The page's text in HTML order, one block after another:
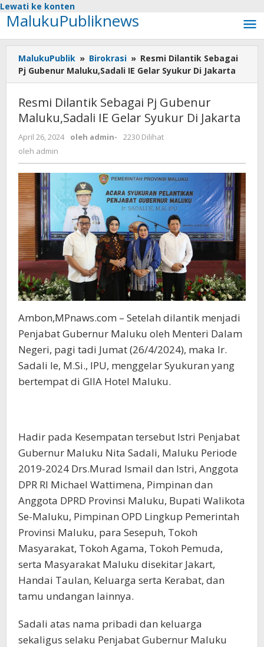
Lewati ke konten
MalukuPubliknews
MalukuPublik » Birokrasi » Resmi Dilantik Sebagai
Pj Gubenur Maluku,Sadali IE Gelar Syukur Di Jakarta
Resmi Dilantik Sebagai Pj Gubenur
Maluku,Sadali IE Gelar Syukur Di Jakarta
April 26, 2024 oleh admin-
2230 Dilihat
oleh admin
Ambon,MPnaws.com – Setelah dilantik menjadi
Penjabat Gubernur Maluku oleh Menteri Dalam
Negeri, pagi tadi Jumat (26/4/2024), maka Ir.
Sadali Ie, M.Si., IPU, menggelar Syukuran yang
bertempat di GIIA Hotel Maluku.
Hadir pada Kesempatan tersebut Istri Penjabat
Gubernur Maluku Nita Sadali, Maluku Periode
2019-2024 Drs.Murad Ismail dan Istri, Anggota
DPR RI Michael Wattimena, Pimpinan dan
Anggota DPRD Provinsi Maluku, Bupati Walikota
Se-Maluku, Pimpinan OPD Lingkup Pemerintah
Provinsi Maluku, para Sesepuh, Tokoh
Masyarakat, Tokoh Agama, Tokoh Pemuda,
serta Masyarakat Maluku disekitar Jakart,
Handai Taulan, Keluarga serta Kerabat, dan
tamu undangan lainnya.
Sadali atas nama pribadi dan keluarga
sekaligus selaku Penjabat Gubernur Maluku